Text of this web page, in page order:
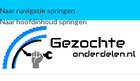
Naar navigatie springen
Naar hoofdinhoud springen